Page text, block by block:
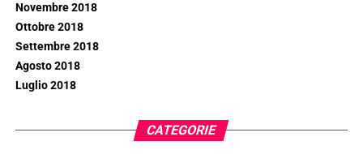
Novembre 2018
Ottobre 2018
Settembre 2018
Agosto 2018
Luglio 2018
CATEGORIE